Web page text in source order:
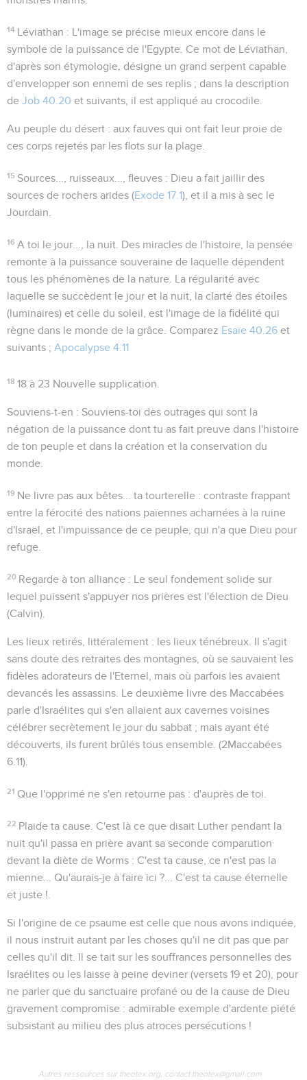
14 Léviathan : L'image se précise mieux encore dans le
symbole de la puissance de l'Egypte. Ce mot de Léviathan,
d'après son étymologie, désigne un grand serpent capable
d'envelopper son ennemi de ses replis ; dans la description
de Job 40.20 et suivants, il est appliqué au crocodile.
Au peuple du désert : aux fauves qui ont fait leur proie de
ces corps rejetés par les flots sur la plage.
15 Sources..., ruisseaux..., fleuves : Dieu a fait jaillir des
sources de rochers arides (Exode 17.1), et il a mis à sec le
Jourdain.
16 A toi le jour..., la nuit . Des miracles de l'histoire, la pensée
remonte à la puissance souveraine de laquelle dépendent
tous les phénomènes de la nature. La régularité avec
laquelle se succèdent le jour et la nuit, la clarté des étoiles
(luminaires) et celle du soleil, est l'image de la fidélité qui
règne dans le monde de la grâce. Comparez Esaïe 40.26 et
suivants ; Apocalypse 4.11
18 18 à 23 Nouvelle supplication.
Souviens-t-en : Souviens-toi des outrages qui sont la
négation de la puissance dont tu as fait preuve dans l'histoire
de ton peuple et dans la création et la conservation du
monde.
19 Ne livre pas aux bêtes... ta tourterelle : contraste frappant
entre la férocité des nations païennes acharnées à la ruine
d'Israël, et l'impuissance de ce peuple, qui n'a que Dieu pour
refuge.
20 Regarde à ton alliance : Le seul fondement solide sur
lequel puissent s'appuyer nos prières est l'élection de Dieu
(Calvin).
Les lieux retirés , littéralement : les lieux ténébreux . Il s'agit
sans doute des retraites des montagnes, où se sauvaient les
fidèles adorateurs de l'Eternel, mais où parfois les avaient
devancés les assassins. Le deuxième livre des Maccabées
parle d'Israélites qui s'en allaient aux cavernes voisines
célébrer secrètement le jour du sabbat ; mais ayant été
découverts, ils furent brûlés tous ensemble . (2Maccabées
6.11).
21 Que l'opprimé ne s'en retourne pas : d'auprès de toi.
22 Plaide ta cause . C'est là ce que disait Luther pendant la
nuit qu'il passa en prière avant sa seconde comparution
devant la diète de Worms : C'est ta cause, ce n'est pas la
mienne... Qu'aurais-je à faire ici ?... C'est ta cause éternelle
et juste !
Si l'origine de ce psaume est celle que nous avons indiquée,
il nous instruit autant par les choses qu'il ne dit pas que par
celles qu'il dit. Il se tait sur les souffrances personnelles des
Israélites ou les laisse à peine deviner (versets 19 et 20), pour
ne parler que du sanctuaire profané ou de la cause de Dieu
gravement compromise : admirable exemple d'ardente piété
subsistant au milieu des plus atroces persécutions !
Autres ressources sur theotex.org, contact theotex@gmail.com